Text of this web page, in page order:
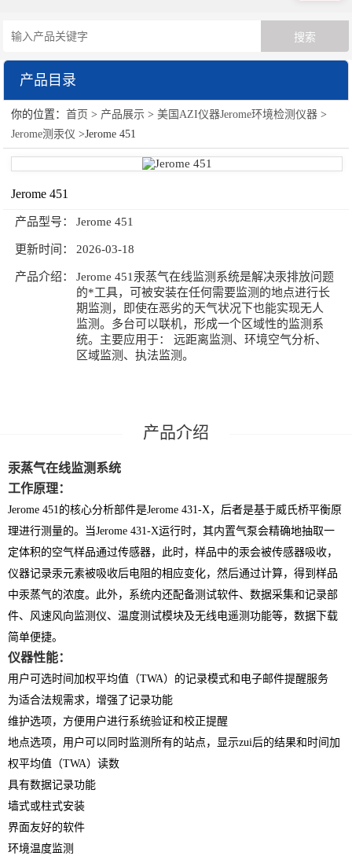
产品目录
美国AZI仪器Jerome环境检测仪器
Jerome测汞仪
Jerome硫化氢测定仪
空气污染监测仪AP-370系列
你的位置：首页 > 产品展示 >美国AZI仪器Jerome环境检测仪器 >
Jerome测汞仪 >Jerome 451
Jerome 451
产品型号： Jerome 451
更新时间： 2026-03-18
产品介绍：
Jerome 451汞蒸气在线监测系统是解决汞排放问题
的*工具，可被安装在任何需要监测的地点进行长
期监测，即使在恶劣的天气状况下也能实现无人
监测。多台可以联机，形成一个区域性的监测系
统。主要应用于： 远距离监测、环境空气分析、
区域监测、执法监测。
产品介绍
汞蒸气在线监测系统
工作原理：
Jerome 451的核心分析部件是Jerome 431-X，后者是基于威氏桥平衡原
理进行测量的。当Jerome 431-X运行时，其内置气泵会精确地抽取一
定体积的空气样品通过传感器，此时，样品中的汞会被传感器吸收，
仪器记录汞元素被吸收后电阻的相应变化，然后通过计算，得到样品
中汞蒸气的浓度。此外，系统内还配备测试软件、数据采集和记录部
件、风速风向监测仪、温度测试模块及无线电遥测功能等，数据下载
简单便捷。
仪器性能：
用户可选时间加权平均值（TWA）的记录模式和电子邮件提醒服务
为适合法规需求，增强了记录功能
维护选项，方便用户进行系统验证和校正提醒
地点选项，用户可以同时监测所有的站点，显示zui后的结果和时间加
权平均值（TWA）读数
具有数据记录功能
墙式或柱式安装
界面友好的软件
环境温度监测